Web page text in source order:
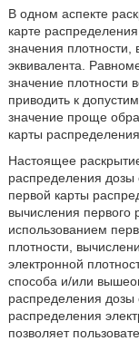
В одном аспекте
карте
значения плотности,
эквивалента.
значение плотности
приводить к
значение проще
карты
Настоящее
распределения
первой карты
вычисления первого
использованием
плотности,
электронной
способа и/или
распределения дозы
распределения
позволяет